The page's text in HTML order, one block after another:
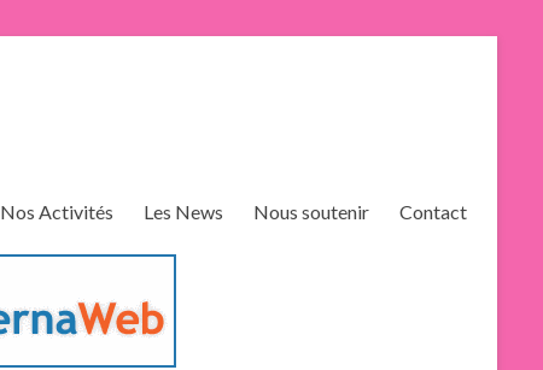
Nos Activités Les News Nous soutenir Contact